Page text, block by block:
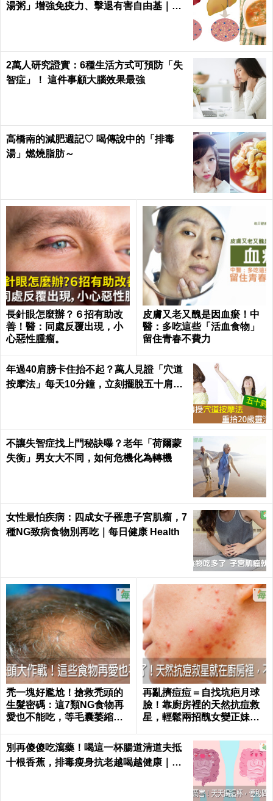
湯粥」增強免疫力、擊退有害自由基｜每
2萬人研究證實：6種生活方式可預防「失
智症」！ 這件事顧大腦效果最強
高橋南的減肥週記♡ 喝傳說中的「排毒
湯」燃燒脂肪～
長針眼怎麼辦？６招有助改
善！醫：同處反覆出現，小
心惡性腫瘤。
皮膚又老又醜是因血瘀！中
醫：多吃這些「活血食物」
留住青春不費力
年過40肩膀卡住抬不起？萬人見證「穴道
按摩法」每天10分鐘，立刻擺脫五十肩｜
不讓失智症找上門秘訣曝？老年「荷爾蒙
失衡」男女大不同，如何危機化為轉機
女性最怕疾病：四成女子罹患子宮肌瘤，7
種NG致病食物別再吃｜每日健康 Health
禿一塊好尷尬！搶救禿頭的
生髮密碼：這7類NG食物再
愛也不能吃，等毛囊萎縮就
再亂擠痘痘＝自找坑疤月球
臉！靠廚房裡的天然抗痘救
星，輕鬆兩招醜女變正妹｜
別再傻傻吃瀉藥！喝這一杯腸道清道夫抵
十根香蕉，排毒瘦身抗老越喝越健康｜每